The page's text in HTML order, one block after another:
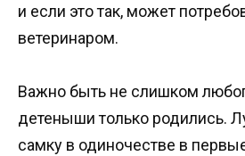
и если это так, может
ветеринаром.
Важно быть не слишком
детеныши только родились.
самку в одиночестве в